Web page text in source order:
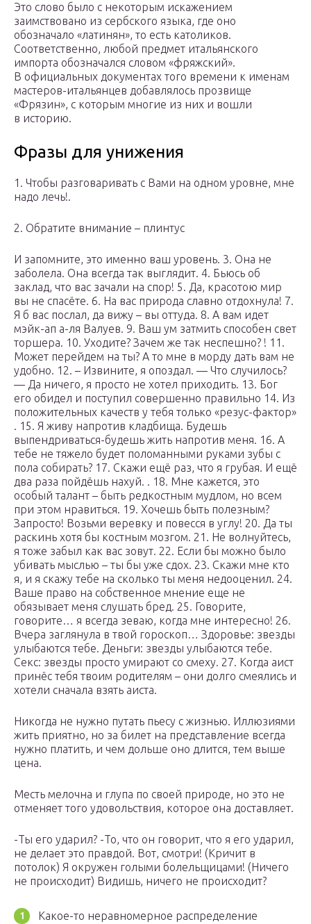
Это слово было с некоторым искажением
заимствовано из сербского языка, где оно
обозначало «латинян», то есть католиков.
Соответственно, любой предмет итальянского
импорта обозначался словом «фряжский».
В официальных документах того времени к именам
мастеров-итальянцев добавлялось прозвище
«Фрязин», с которым многие из них и вошли
в историю.
Фразы для унижения
1. Чтобы разговаривать с Вами на одном уровне, мне
надо лечь!.
2. Обратите внимание – плинтус
И запомните, это именно ваш уровень. 3. Она не
заболела. Она всегда так выглядит. 4. Бьюсь об
заклад, что вас зачали на спор! 5. Да, красотою мир
вы не спасёте. 6. На вас природа славно отдохнула! 7.
Я б вас послал, да вижу – вы оттуда. 8. А вам идет
мэйк-ап а-ля Валуев. 9. Ваш ум затмить способен свет
торшера. 10. Уходите? Зачем же так неспешно? ! 11.
Может перейдем на ты? А то мне в морду дать вам не
удобно. 12. – Извините, я опоздал. — Что случилось?
— Да ничего, я просто не хотел приходить. 13. Бог
его обидел и поступил совершенно правильно 14. Из
положительных качеств у тебя только «резус-фактор»
. 15. Я живу напротив кладбища. Будешь
выпендриваться-будешь жить напротив меня. 16. А
тебе не тяжело будет поломанными руками зубы с
пола собирать? 17. Скажи ещё раз, что я грубая. И ещё
два раза пойдёшь нахуй. . 18. Мне кажется, это
особый талант – быть редкостным мудлом, но всем
при этом нравиться. 19. Хочешь быть полезным?
Запросто! Возьми веревку и повесся в углу! 20. Да ты
раскинь хотя бы костным мозгом. 21. Не волнуйтесь,
я тоже забыл как вас зовут. 22. Если бы можно было
убивать мыслью – ты бы уже сдох. 23. Скажи мне кто
я, и я скажу тебе на сколько ты меня недооценил. 24.
Ваше право на собственное мнение еще не
обязывает меня слушать бред. 25. Говорите,
говорите… я всегда зеваю, когда мне интересно! 26.
Вчера заглянула в твой гороскоп… Здоровье: звезды
улыбаются тебе. Деньги: звезды улыбаются тебе.
Секс: звезды просто умирают со смеху. 27. Когда аист
принёс тебя твоим родителям – они долго смеялись и
хотели сначала взять аиста.
Никогда не нужно путать пьесу с жизнью. Иллюзиями
жить приятно, но за билет на представление всегда
нужно платить, и чем дольше оно длится, тем выше
цена.
Месть мелочна и глупа по своей природе, но это не
отменяет того удовольствия, которое она доставляет.
-Ты его ударил? -То, что он говорит, что я его ударил,
не делает это правдой. Вот, смотри! (Кричит в
потолок) Я окружен голыми болельщицами! (Ничего
не происходит) Видишь, ничего не происходит?
Какое-то неравномерное распределение